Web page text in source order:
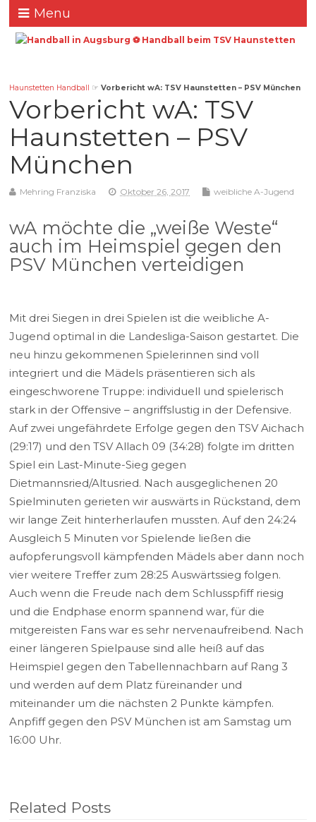
Menu
Haunstetten Handball ☞Vorbericht wA: TSV Haunstetten – PSV München
Vorbericht wA: TSV
Haunstetten – PSV
München
Mehring Franziska Oktober 26, 2017 weibliche A-Jugend
wA möchte die „weiße Weste“
auch im Heimspiel gegen den
PSV München verteidigen
Mit drei Siegen in drei Spielen ist die weibliche A-
Jugend optimal in die Landesliga-Saison gestartet. Die
neu hinzu gekommenen Spielerinnen sind voll
integriert und die Mädels präsentieren sich als
eingeschworene Truppe: individuell und spielerisch
stark in der Offensive – angriffslustig in der Defensive.
Auf zwei ungefährdete Erfolge gegen den TSV Aichach
(29:17) und den TSV Allach 09 (34:28) folgte im dritten
Spiel ein Last-Minute-Sieg gegen
Dietmannsried/Altusried. Nach ausgeglichenen 20
Spielminuten gerieten wir auswärts in Rückstand, dem
wir lange Zeit hinterherlaufen mussten. Auf den 24:24
Ausgleich 5 Minuten vor Spielende ließen die
aufopferungsvoll kämpfenden Mädels aber dann noch
vier weitere Treffer zum 28:25 Auswärtssieg folgen.
Auch wenn die Freude nach dem Schlusspfiff riesig
und die Endphase enorm spannend war, für die
mitgereisten Fans war es sehr nervenaufreibend. Nach
einer längeren Spielpause sind alle heiß auf das
Heimspiel gegen den Tabellennachbarn auf Rang 3
und werden auf dem Platz füreinander und
miteinander um die nächsten 2 Punkte kämpfen.
Anpfiff gegen den PSV München ist am Samstag um
16:00 Uhr.
Related Posts